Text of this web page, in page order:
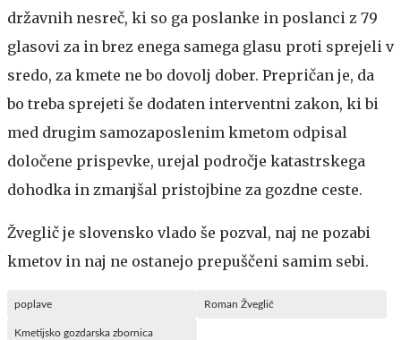
državnih nesreč, ki so ga poslanke in poslanci z 79
glasovi za in brez enega samega glasu proti sprejeli v
sredo, za kmete ne bo dovolj dober. Prepričan je, da
bo treba sprejeti še dodaten interventni zakon, ki bi
med drugim samozaposlenim kmetom odpisal
določene prispevke, urejal področje katastrskega
dohodka in zmanjšal pristojbine za gozdne ceste.
Žveglič je slovensko vlado še pozval, naj ne pozabi
kmetov in naj ne ostanejo prepuščeni samim sebi.
poplave Roman Žveglič
Kmetijsko gozdarska zbornica